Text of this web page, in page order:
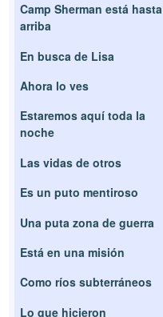
Camp Sherman está hasta
arriba
En busca de Lisa
Ahora lo ves
Estaremos aquí toda la
noche
Las vidas de otros
Es un puto mentiroso
Una puta zona de guerra
Está en una misión
Como ríos subterráneos
Lo que hicieron